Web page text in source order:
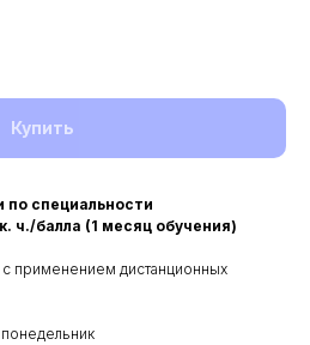
Купить
по специальности
ч./балла (1 месяц обучения)
с применением дистанционных